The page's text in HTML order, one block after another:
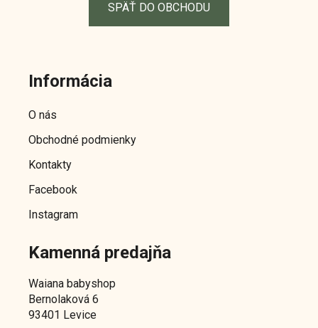
SPÄŤ DO OBCHODU
Informácia
O nás
Obchodné podmienky
Kontakty
Facebook
Instagram
Kamenná predajňa
Waiana babyshop
Bernolaková 6
93401 Levice